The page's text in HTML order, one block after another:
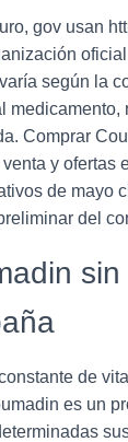
gov usan
según la
medicamento,
Comprar
y ofertas
de mayo
del
de
es un